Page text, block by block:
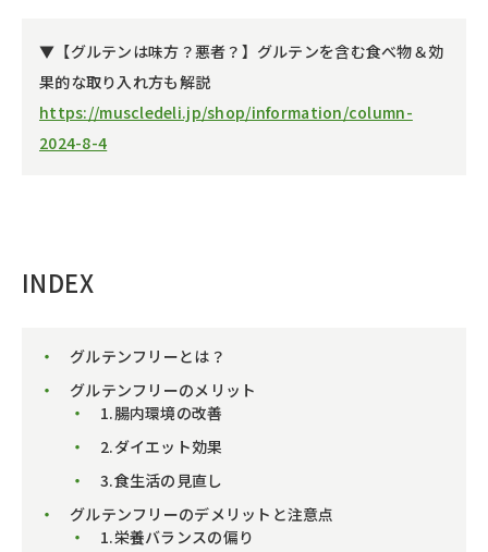
▼【グルテンは味方？悪者？】グルテンを含む食べ物＆効
果的な取り入れ方も解説
https://muscledeli.jp/shop/information/column-
2024-8-4
INDEX
グルテンフリーとは？
グルテンフリーのメリット
1.腸内環境の改善
2.ダイエット効果
3.食生活の見直し
グルテンフリーのデメリットと注意点
1.栄養バランスの偏り